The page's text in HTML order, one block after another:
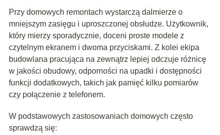
Przy domowych remontach wystarczą dalmierze o
mniejszym zasięgu i uproszczonej obsłudze. Użytkownik,
który mierzy sporadycznie, doceni proste modele z
czytelnym ekranem i dwoma przyciskami. Z kolei ekipa
budowlana pracująca na zewnątrz lepiej odczuje różnicę
w jakości obudowy, odporności na upadki i dostępności
funkcji dodatkowych, takich jak pamięć kilku pomiarów
czy połączenie z telefonem.
W podstawowych zastosowaniach domowych często
sprawdzą się: